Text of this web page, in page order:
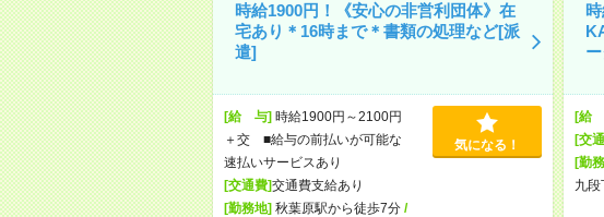
時給1900円！《安心の非営利団体》在
宅あり＊16時まで＊書類の処理など[派
遣]
[給 与]時給1900円～2100円
＋交 ■給与の前払いが可能な
速払いサービスあり
[交通費]交通費支給あり
[勤務地]秋葉原駅から徒歩7分/
気になる！
[給
[交
[勤
九